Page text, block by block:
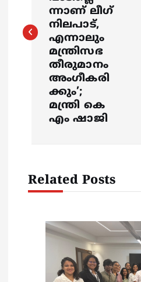
t
n
a
ന്നാണ് ലീഗ്
നിലപാട്,
എന്നാലും
മന്ത്രിസഭ
തീരുമാനം
അംഗീകരി
ക്കും’;
മന്ത്രി കെ
എം ഷാജി
Related Posts